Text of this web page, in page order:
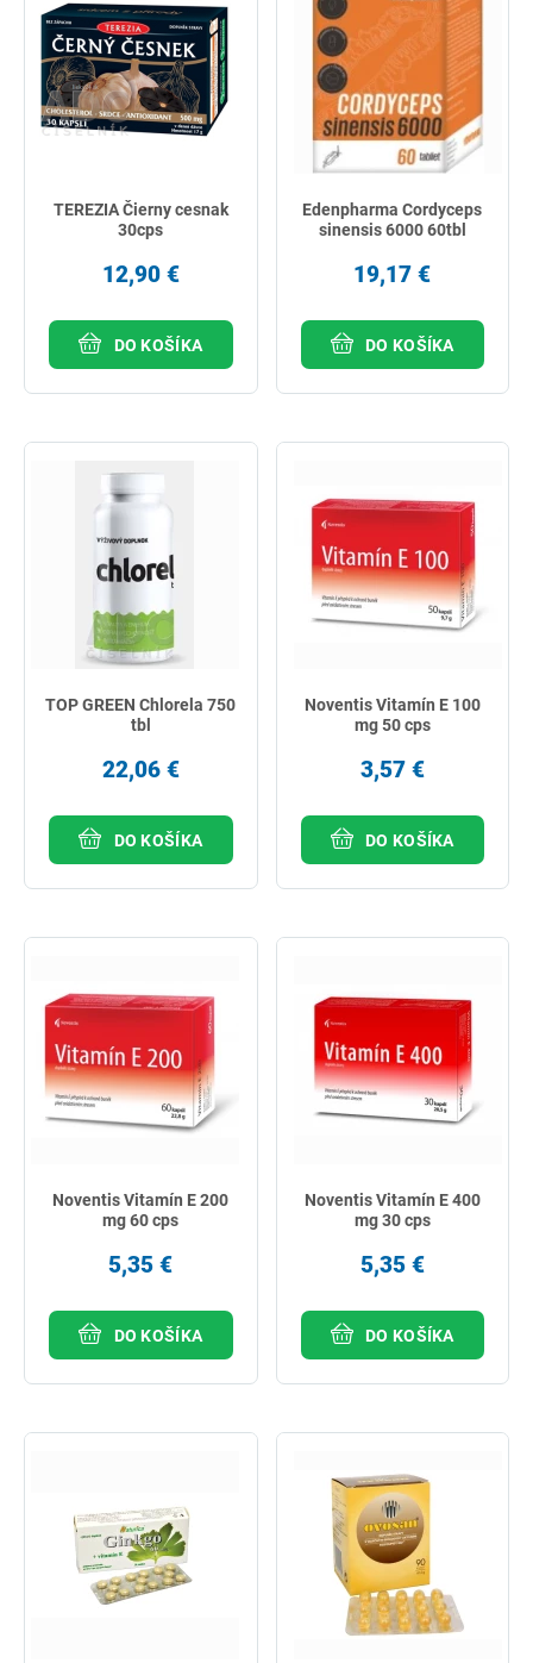
TEREZIA Čierny cesnak
30cps
12,90 €
DO KOŠÍKA
Edenpharma Cordyceps
sinensis 6000 60tbl
19,17 €
DO KOŠÍKA
TOP GREEN Chlorela 750
tbl
22,06 €
DO KOŠÍKA
Noventis Vitamín E 100
mg 50 cps
3,57 €
DO KOŠÍKA
Noventis Vitamín E 200
mg 60 cps
5,35 €
DO KOŠÍKA
Noventis Vitamín E 400
mg 30 cps
5,35 €
DO KOŠÍKA